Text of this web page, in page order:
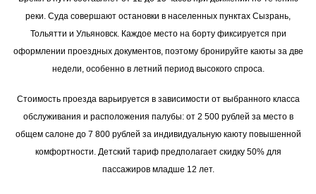
реки. Суда совершают остановки в населенных пунктах Сызрань,
Тольятти и Ульяновск. Каждое место на борту фиксируется при
оформлении проездных документов, поэтому бронируйте каюты за две
недели, особенно в летний период высокого спроса.
Стоимость проезда варьируется в зависимости от выбранного класса
обслуживания и расположения палубы: от 2 500 рублей за место в
общем салоне до 7 800 рублей за индивидуальную каюту повышенной
комфортности. Детский тариф предполагает скидку 50% для
пассажиров младше 12 лет.